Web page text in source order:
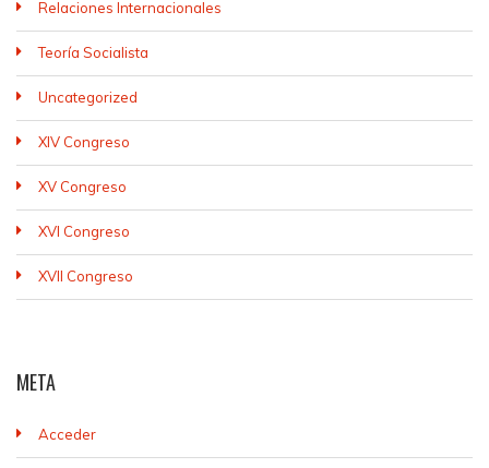
Relaciones Internacionales
Teoría Socialista
Uncategorized
XIV Congreso
XV Congreso
XVI Congreso
XVII Congreso
META
Acceder